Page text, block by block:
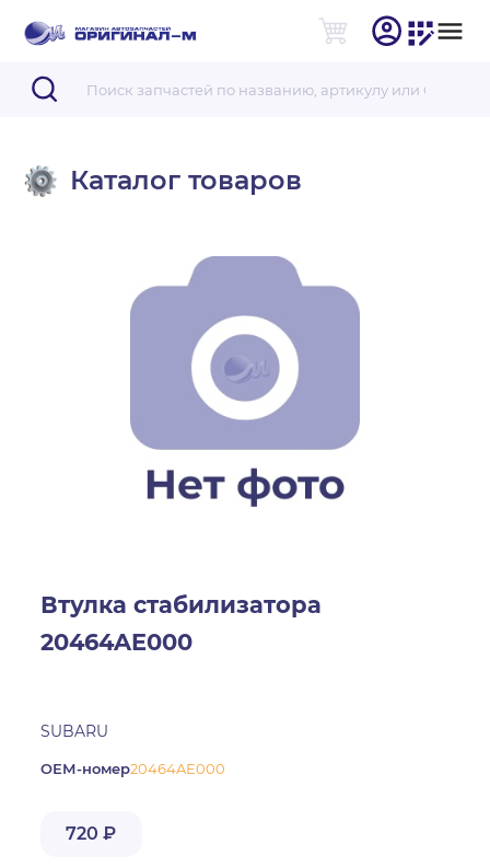
Каталог товаров
Втулка стабилизатора
20464AE000
SUBARU
ОЕМ-номер20464AE000
720 ₽